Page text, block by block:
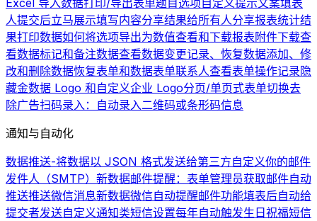
人提交后立马展示填写内容分享结果给所有人分享报表统计结
果打印数据如何将选项导出为数值查看和下载报表附件下载查
看数据标记和备注数据查看数据变更记录、恢复数据添加、修
改和删除数据恢复表单和数据表单联系人查看表单操作记录隐
藏金数据 Logo 和自定义企业 Logo分页/单页式表单切换去
除广告扫码录入：自动录入二维码或条形码信息
通知与自动化
数据推送-将数据以 JSON 格式发送给第三方自定义你的邮件
发件人（SMTP） 新数据邮件提醒：表单管理员获取邮件自动
推送推送微信消息新数据微信自动提醒邮件功能填表后自动给
提交者发送自定义通知类短信设置每年自动触发生日祝福短信